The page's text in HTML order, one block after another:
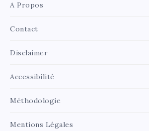
A Propos
Contact
Disclaimer
Accessibilité
Méthodologie
Mentions Légales